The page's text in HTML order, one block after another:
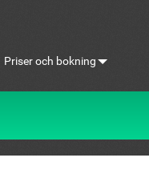
Priser och bokning